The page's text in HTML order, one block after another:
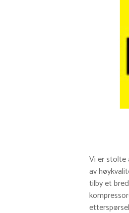
Vi er stolte
av
tilby et